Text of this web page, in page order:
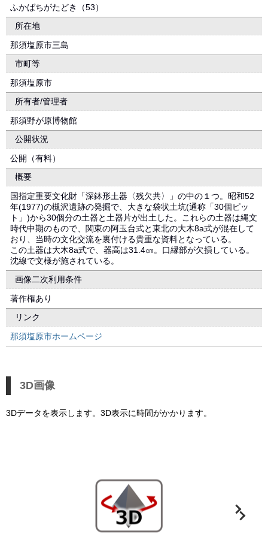
ふかばちがたどき（53）
所在地
那須塩原市三島
市町等
那須塩原市
所有者/管理者
那須野が原博物館
公開状況
公開（有料）
概要
国指定重要文化財「深鉢形土器〈残欠共〉」の中の１つ。昭和52
年(1977)の槻沢遺跡の発掘で、大きな袋状土坑(通称「30個ピッ
ト」)から30個分の土器と土器片が出土した。これらの土器は縄文
時代中期のもので、関東の阿玉台式と東北の大木8a式が混在して
おり、当時の文化交流を裏付ける貴重な資料となっている。
この土器は大木8a式で、器高は31.4㎝。口縁部が欠損している。
沈線で文様が施されている。
画像二次利用条件
著作権あり
リンク
那須塩原市ホームページ
3D画像
3Dデータを表示します。3D表示に時間がかかります。